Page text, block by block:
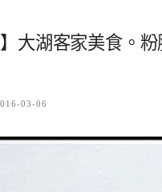
】大湖客家美食。
03-06